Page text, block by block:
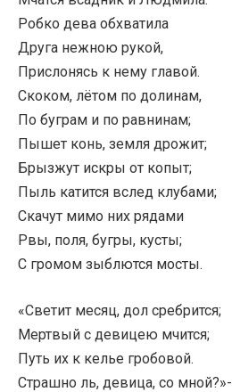
Робко дева обхватила
Друга нежною рукой,
Прислонясь к нему главой.
Скоком, лётом по долинам,
По буграм и по равнинам;
Пышет конь, земля дрожит;
Брызжут искры от копыт;
Пыль катится вслед клубами;
Скачут мимо них рядами
Рвы, поля, бугры, кусты;
С громом зыблются мосты.
«Светит месяц, дол сребрится;
Мертвый с девицею мчится;
Путь их к келье гробовой.
Страшно ль, девица, со мной?»-